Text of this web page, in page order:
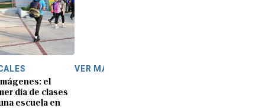
el
día de clases
escuela en
VER MÁS